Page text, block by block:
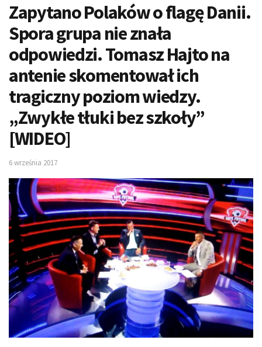
Zapytano Polaków o flagę Danii.
Spora grupa nie znała
odpowiedzi. Tomasz Hajto na
antenie skomentował ich
tragiczny poziom wiedzy.
„Zwykłe tłuki bez szkoły”
[WIDEO]
6 września 2017